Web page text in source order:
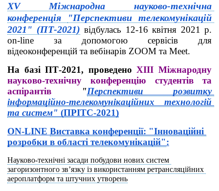
ХV Міжнародна науково-технічна
конференція
"Перспективи телекомунікацій
2021" (ПТ-2021) відбулась 12-16 квітня 2021 р.
on-line за допомогою сервісів для
відеоконференцій та вебінарів ZOOM та Мееt.
На базі ПТ-2021, проведено XIII Міжнародну
науково-технічну конференцію студентів та
аспірантів "Перспективи розвитку
інформаційно-телекомунікаційних технологій
та систем" (ПРІТС-2021)
ON-LINE Виставка конференції: "Інноваційні
розробки в області телекомунікацій":
Науково-технічні засади побудови нових систем
загоризонтного зв’язку із використанням ретрансляційних
аероплатформ та штучних утворень